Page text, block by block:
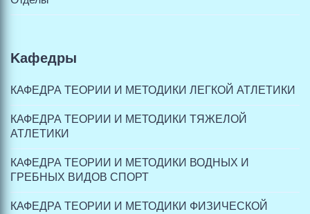
Kафедры
КАФЕДРА ТЕОРИИ И МЕТОДИКИ ЛЕГКОЙ АТЛЕТИКИ
КАФЕДРА ТЕОРИИ И МЕТОДИКИ ТЯЖЕЛОЙ
АТЛЕТИКИ
КАФЕДРА ТЕОРИИ И МЕТОДИКИ ВОДНЫХ И
ГРЕБНЫХ ВИДОВ СПОРТ
КАФЕДРА ТЕОРИИ И МЕТОДИКИ ФИЗИЧЕСКОЙ